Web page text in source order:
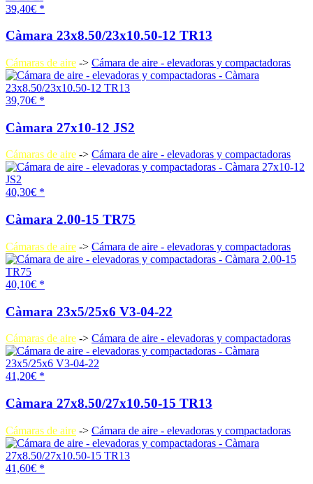
39,40€ *
Càmara 23x8.50/23x10.50-12 TR13
Cámaras de aire -> Cámara de aire - elevadoras y compactadoras
39,70€ *
Càmara 27x10-12 JS2
Cámaras de aire -> Cámara de aire - elevadoras y compactadoras
40,30€ *
Càmara 2.00-15 TR75
Cámaras de aire -> Cámara de aire - elevadoras y compactadoras
40,10€ *
Càmara 23x5/25x6 V3-04-22
Cámaras de aire -> Cámara de aire - elevadoras y compactadoras
41,20€ *
Càmara 27x8.50/27x10.50-15 TR13
Cámaras de aire -> Cámara de aire - elevadoras y compactadoras
41,60€ *